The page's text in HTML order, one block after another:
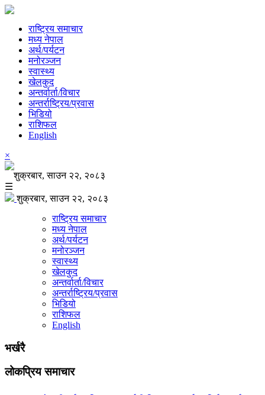
राष्ट्रिय समाचार
मध्य नेपाल
अर्थ/पर्यटन
मनोरञ्जन
स्वास्थ्य
खेलकुद
अन्तर्वार्ता/विचार
अन्तर्राष्ट्रिय/प्रवास
भिडियो
राशिफल
English
×
शुक्रबार, साउन २२, २०८३
☰
शुक्रबार, साउन २२, २०८३
राष्ट्रिय समाचार
मध्य नेपाल
अर्थ/पर्यटन
मनोरञ्जन
स्वास्थ्य
खेलकुद
अन्तर्वार्ता/विचार
अन्तर्राष्ट्रिय/प्रवास
भिडियो
राशिफल
English
भर्खरै
लोकप्रिय समाचार